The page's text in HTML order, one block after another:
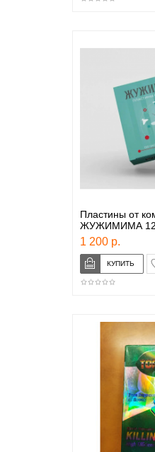
Пластины от
ЖУЖИМИМА
1 200 р.